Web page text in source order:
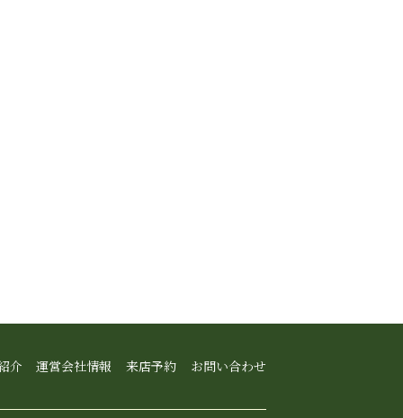
介 運営会社情報 来店予約 お問い合わせ